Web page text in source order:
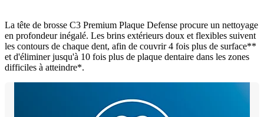
La tête de brosse C3 Premium Plaque Defense procure un nettoyage
en profondeur inégalé. Les brins extérieurs doux et flexibles suivent
les contours de chaque dent, afin de couvrir 4 fois plus de surface**
et d'éliminer jusqu'à 10 fois plus de plaque dentaire dans les zones
difficiles à atteindre*.